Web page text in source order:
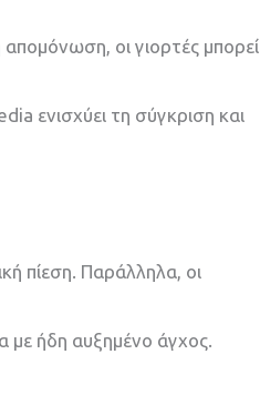
οι γιορτές μπορεί
ενισχύει τη σύγκριση και
πίεση. Παράλληλα, οι
με ήδη αυξημένο άγχος.